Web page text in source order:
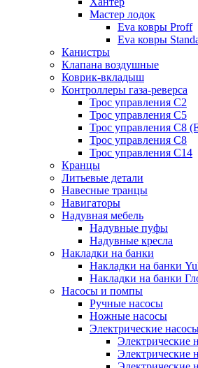
Мастер лодок
Eva ковры Proff
Eva ковры
Канистры
Клапана воздушные
Коврик-вкладыш
Контроллеры газа-реверса
Трос управления C2
Трос управления C5
Трос управления C8
Трос управления C8
Трос управления C14
Кранцы
Литьевые детали
Навесные транцы
Навигаторы
Надувная мебель
Надувные пуфы
Надувные кресла
Накладки на банки
Накладки на банки
Накладки на банки
Насосы и помпы
Ручные насосы
Ножные насосы
Электрические
Электрические
Электрические